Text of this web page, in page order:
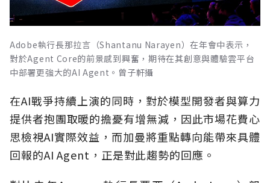
Adobe執行長那拉言（Shantanu Narayen）在年會中表示，
對於Agent Core的前景感到興奮，期待在其創意與體驗雲平台
中部署更強大的AI Agent。曾子軒攝
在AI戰爭持續上演的同時，對於模型開發者與算力
提供者抱團取暖的擔憂有增無減，因此市場花費心
思檢視AI實際效益，而加曼將重點轉向能帶來具體
回報的AI Agent，正是對此趨勢的回應。